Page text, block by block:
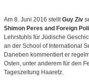
Am 8. Juni 2016 stelltGuy Ziv
Shimon Peres and Foreign
Lehrstuhls für Jüdische
an der School of International
Daneben kommentiert er
Osten, unter anderem für den
Tageszeitung Haaretz.